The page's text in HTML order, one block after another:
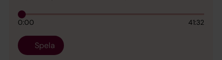
0:00 41:32
Spela